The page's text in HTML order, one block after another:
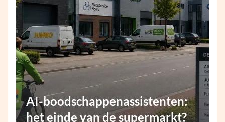
AI-boodschappenassistenten:
het einde van de supermarkt?